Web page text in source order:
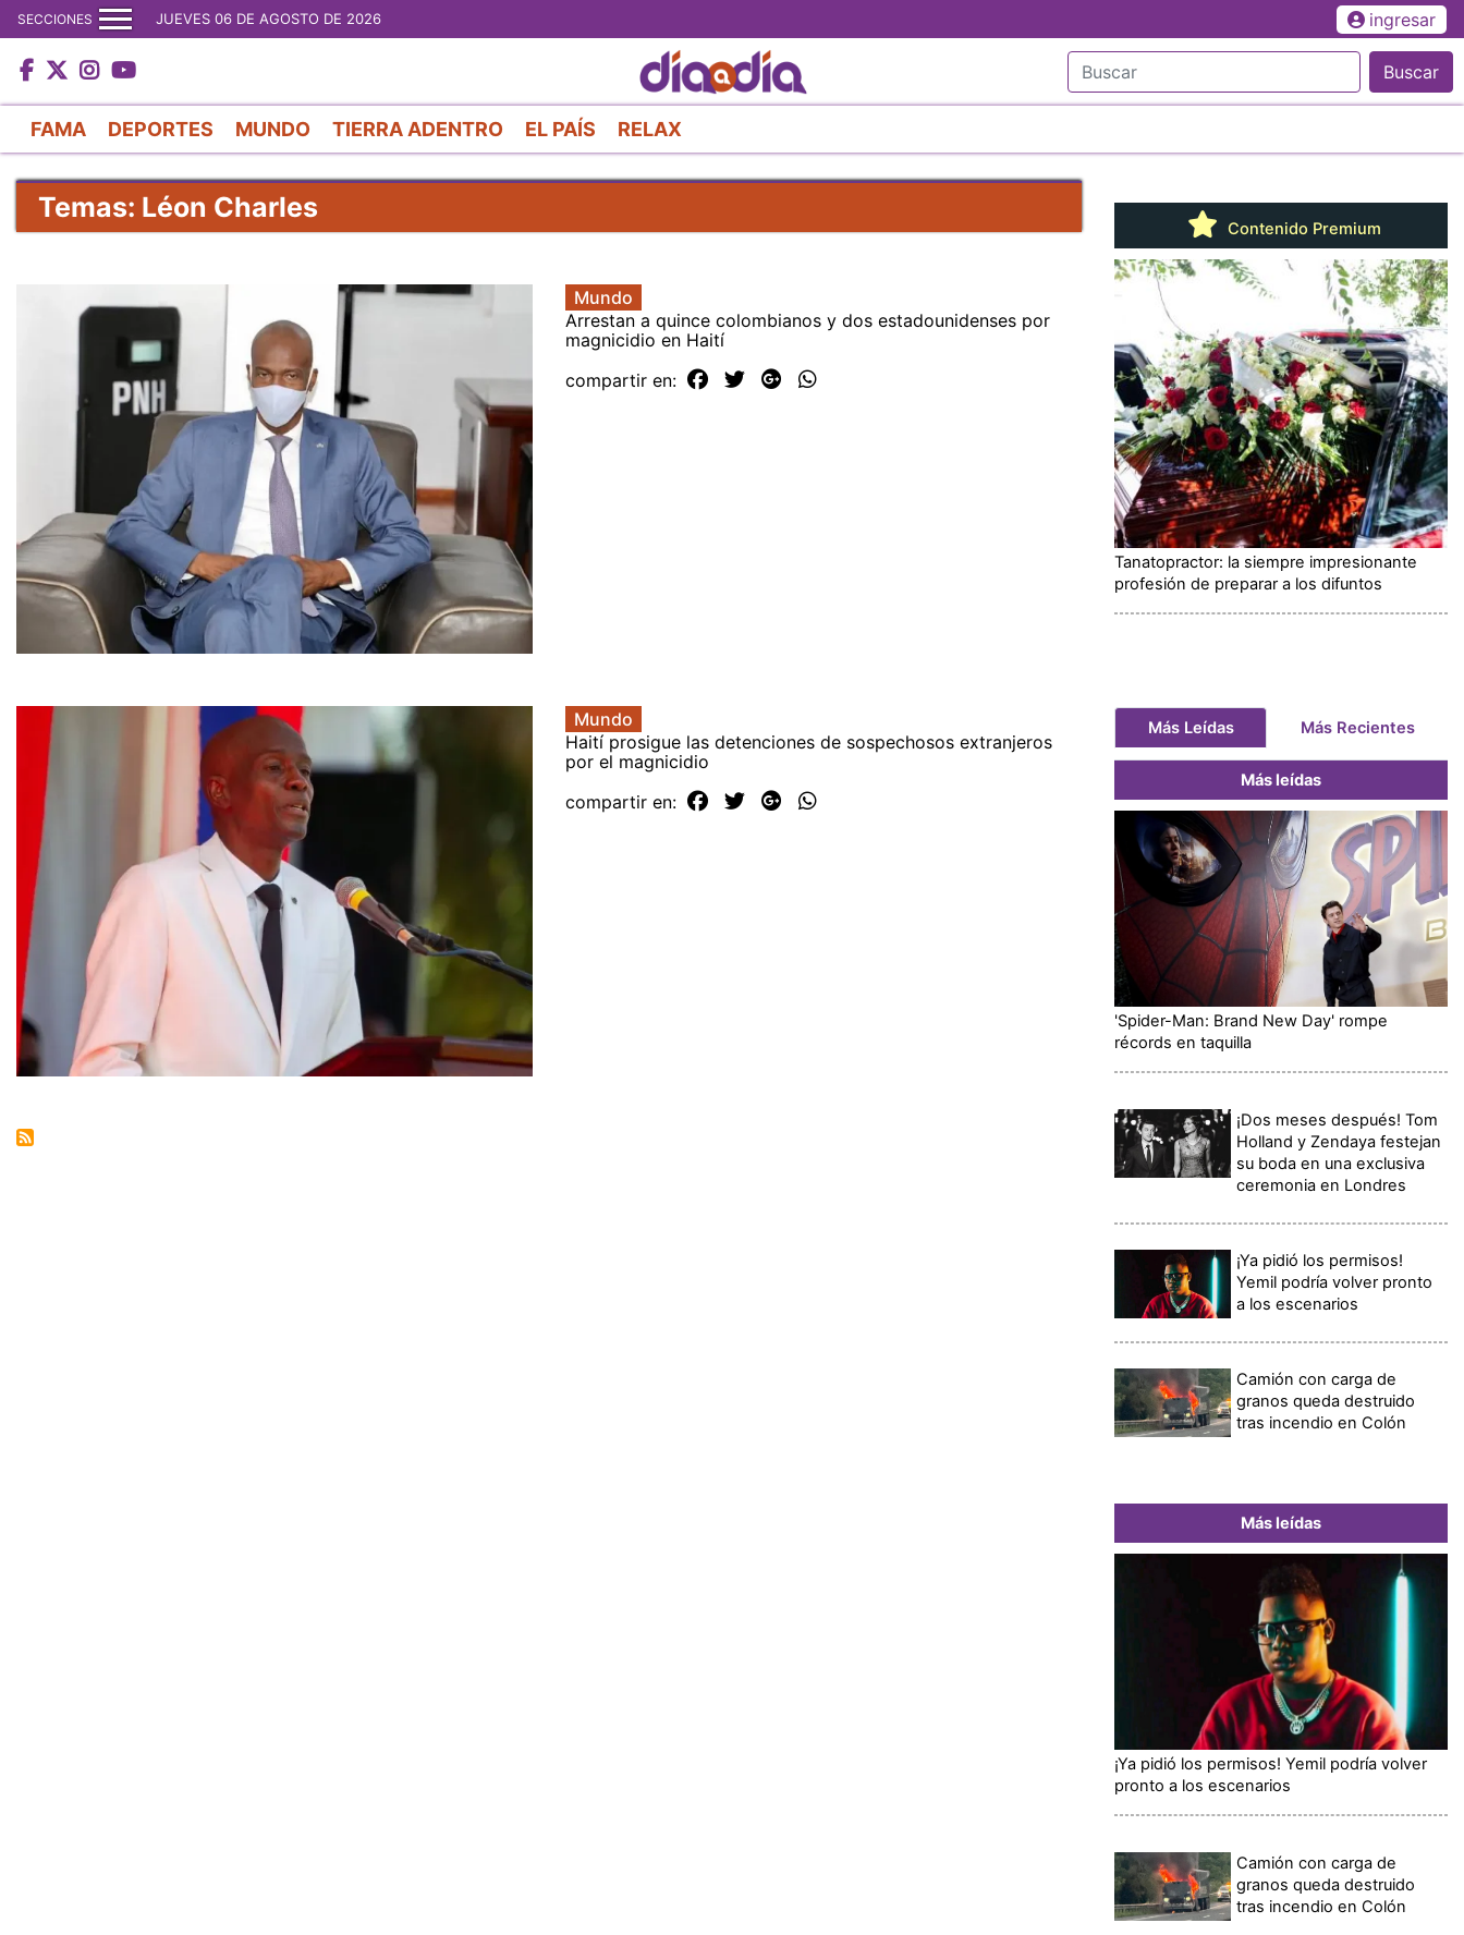
al
contenido
principal
SECCIONES JUEVES 06 DE AGOSTO DE 2026 ingresar
Buscar
FAMA DEPORTES MUNDO TIERRA ADENTRO EL PAÍS RELAX
Temas: Léon Charles
Mundo
Arrestan a quince colombianos y dos estadounidenses por
magnicidio en Haití
compartir en:
Mundo
Haití prosigue las detenciones de sospechosos extranjeros
por el magnicidio
compartir en:
Contenido Premium
Tanatopractor: la siempre impresionante
profesión de preparar a los difuntos
Más Leídas Más Recientes
Más leídas
'Spider-Man: Brand New Day' rompe
récords en taquilla
¡Dos meses después! Tom
Holland y Zendaya festejan
su boda en una exclusiva
ceremonia en Londres
¡Ya pidió los permisos!
Yemil podría volver pronto
a los escenarios
Camión con carga de
granos queda destruido
tras incendio en Colón
Más leídas
¡Ya pidió los permisos! Yemil podría volver
pronto a los escenarios
Camión con carga de
granos queda destruido
tras incendio en Colón